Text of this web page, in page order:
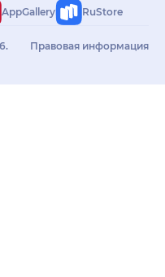
AppGallery RuStore
Правовая информация